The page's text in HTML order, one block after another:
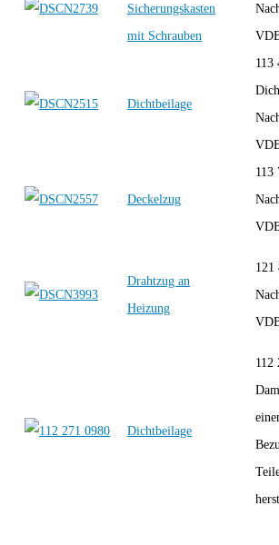
Sicherungskasten
mit Schrauben
Dichtbeilage
113
Deckelzug
113
Drahtzug an
Heizung
121
Dichtbeilage
112